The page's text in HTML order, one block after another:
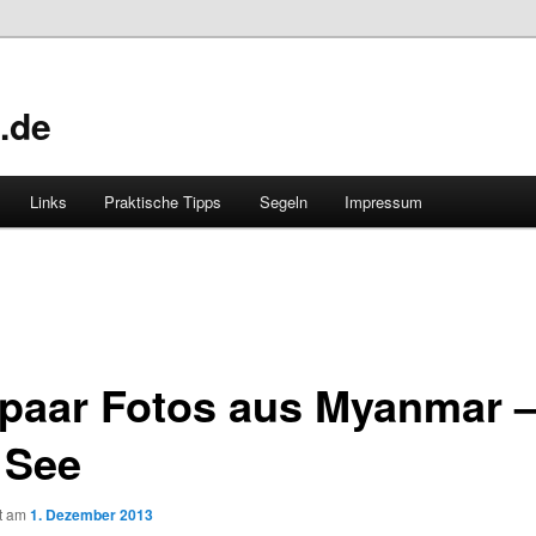
Links Praktische Tipps Segeln Impressum
Fotos aus Myanmar
am 1. Dezember 2013